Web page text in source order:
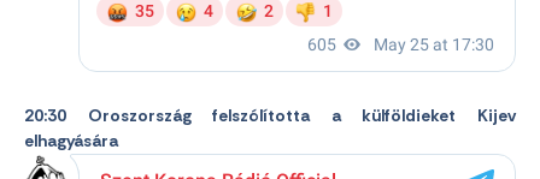
20:30 Oroszország felszólította a külföldieket Kijev
elhagyására